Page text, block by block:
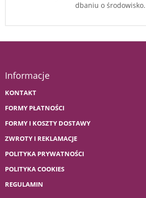
dbaniu o środowisko.
Informacje
KONTAKT
FORMY PŁATNOŚCI
FORMY I KOSZTY DOSTAWY
ZWROTY I REKLAMACJE
POLITYKA PRYWATNOŚCI
POLITYKA COOKIES
REGULAMIN